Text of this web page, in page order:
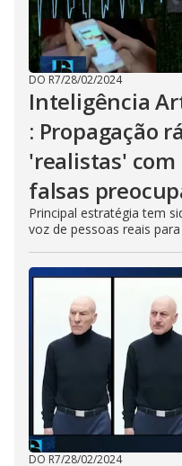
DO R7/28/02/2024
Inteligência
: Propagação
'realistas'
falsas
Principal estratégia tem
voz de pessoas reais
DO R7/28/02/2024